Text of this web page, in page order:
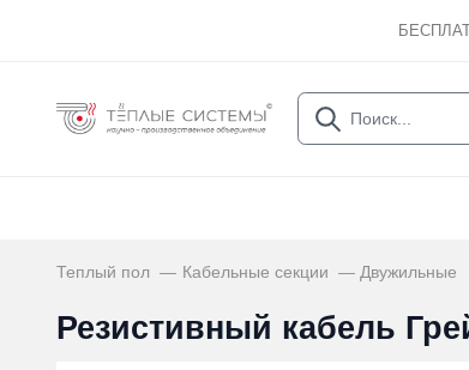
Теплый пол Кабельные секции Двужильные
Резистивный кабель